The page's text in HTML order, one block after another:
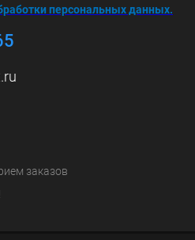
персональных данных.
заказов